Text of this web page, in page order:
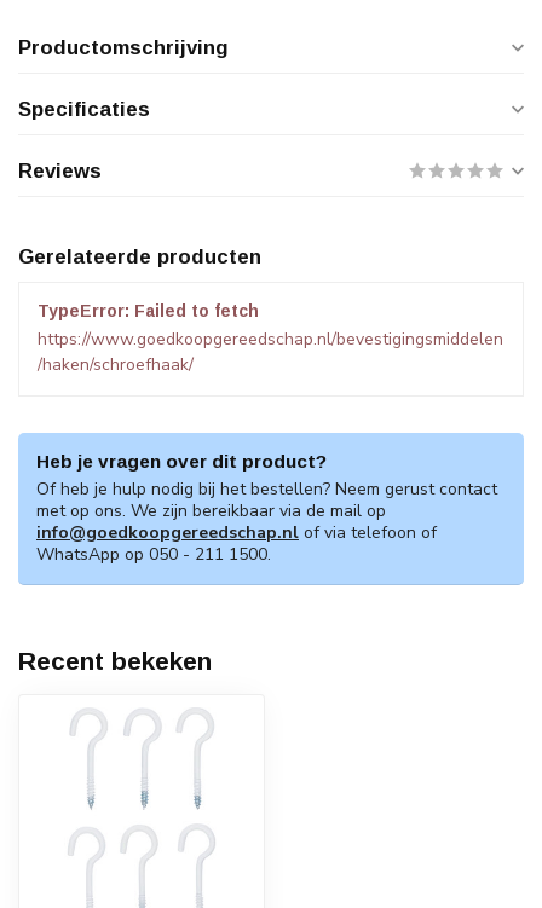
Productomschrijving
Specificaties
Reviews
Gerelateerde producten
TypeError: Failed to fetch
https://www.goedkoopgereedschap.nl/bevestigingsmiddelen
/haken/schroefhaak/
Heb je vragen over dit product?
Of heb je hulp nodig bij het bestellen? Neem gerust contact
met op ons. We zijn bereikbaar via de mail op
info@goedkoopgereedschap.nl of via telefoon of
WhatsApp op 050 - 211 1500.
Recent bekeken